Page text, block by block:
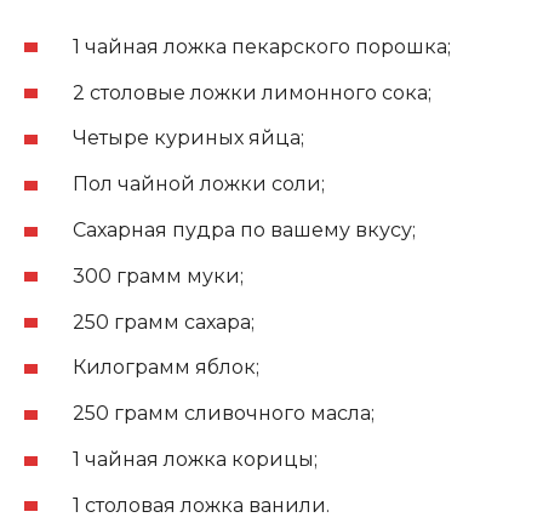
1 чайная ложка пекарского порошка;
2 столовые ложки лимонного сока;
Четыре куриных яйца;
Пол чайной ложки соли;
Сахарная пудра по вашему вкусу;
300 грамм муки;
250 грамм сахара;
Килограмм яблок;
250 грамм сливочного масла;
1 чайная ложка корицы;
1 столовая ложка ванили.